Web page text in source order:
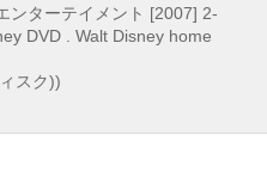
ンターテイメント [2007] 2-
DVD . Walt Disney home
スク))